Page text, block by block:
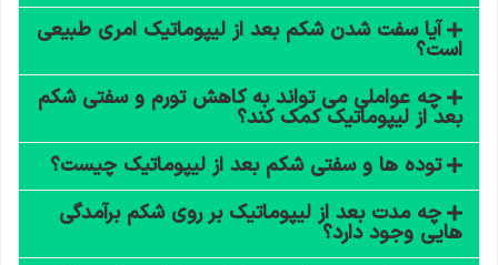
آیا سفت شدن شکم بعد از لیپوماتیک امری طبیعی
است؟
چه عواملی می تواند به کاهش تورم و سفتی شکم
بعد از لیپوماتیک کمک کند؟
توده ها و سفتی شکم بعد از لیپوماتیک چیست؟
چه مدت بعد از لیپوماتیک بر روی شکم برآمدگی
هایی وجود دارد؟